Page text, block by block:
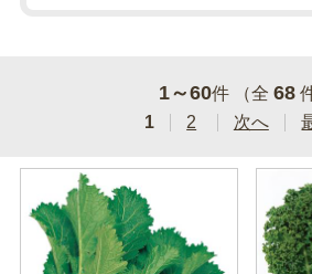
1～60件 （全 68
1
2 次へ